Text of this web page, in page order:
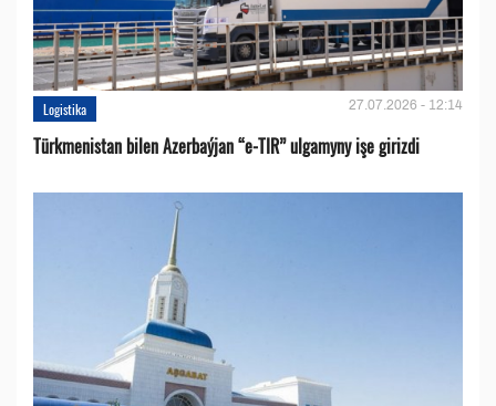
Logistika 27.07.2026 - 12:14
Türkmenistan bilen Azerbaýjan “e-TIR” ulgamyny işe girizdi